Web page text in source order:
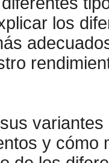
los
y cómo